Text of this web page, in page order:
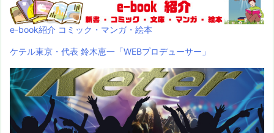
e-book紹介 コミック・マンガ・絵本
ケテル東京・代表 鈴木恵一「WEBプロデューサー」